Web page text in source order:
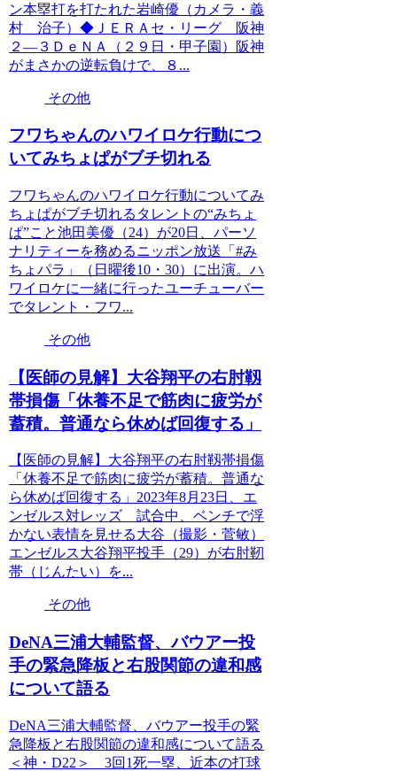
ン本塁打を打たれた岩崎優（カメラ・義
村 治子）◆ＪＥＲＡセ・リーグ 阪神
２―３ＤｅＮＡ（２９日・甲子園）阪神
がまさかの逆転負けで、８...
その他
フワちゃんのハワイロケ行動につ
いてみちょぱがブチ切れる
フワちゃんのハワイロケ行動についてみ
ちょぱがブチ切れるタレントの“みちょ
ぱ”こと池田美優（24）が20日、パーソ
ナリティーを務めるニッポン放送「#み
ちょパラ」（日曜後10・30）に出演。ハ
ワイロケに一緒に行ったユーチューバー
でタレント・フワ...
その他
【医師の見解】大谷翔平の右肘靱
帯損傷「休養不足で筋肉に疲労が
蓄積。普通なら休めば回復する」
【医師の見解】大谷翔平の右肘靱帯損傷
「休養不足で筋肉に疲労が蓄積。普通な
ら休めば回復する」2023年8月23日、エ
ンゼルス対レッズ 試合中、ベンチで浮
かない表情を見せる大谷（撮影・菅敏）
エンゼルス大谷翔平投手（29）が右肘靭
帯（じんたい）を...
その他
DeNA三浦大輔監督、バウアー投
手の緊急降板と右股関節の違和感
について語る
DeNA三浦大輔監督、バウアー投手の緊
急降板と右股関節の違和感について語る
＜神・D22＞ 3回1死一塁、近本の打球